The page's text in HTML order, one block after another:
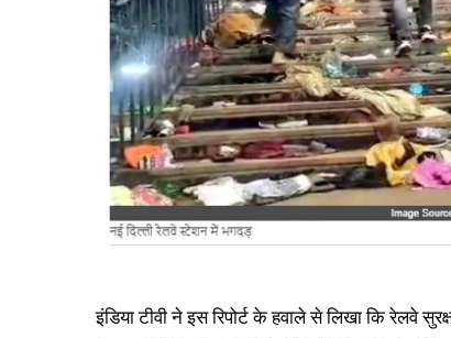
इंडिया टीवी ने इस रिपोर्ट के हवाले से लिखा कि रेलवे